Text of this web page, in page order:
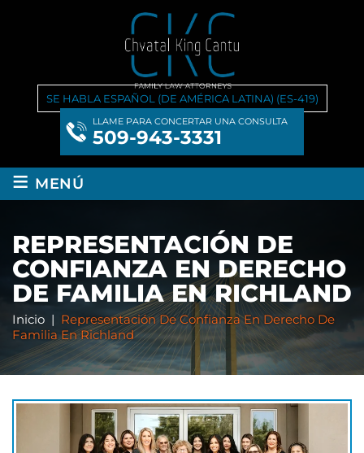
SE HABLA ESPAÑOL (DE AMÉRICA LATINA) (ES-419)
LLAME PARA CONCERTAR UNA CONSULTA
509-943-3331
≡ MENÚ
REPRESENTACIÓN DE
CONFIANZA EN DERECHO
DE FAMILIA EN RICHLAND
Inicio | Representación De Confianza En Derecho De
Familia En Richland